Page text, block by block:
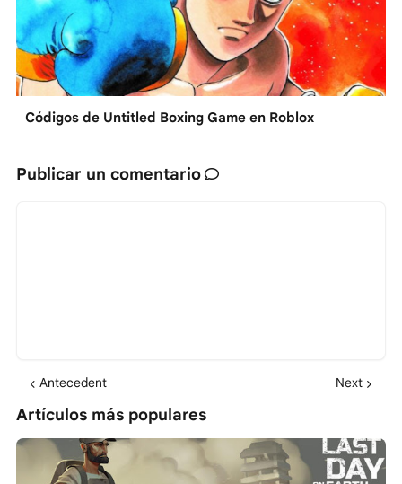
Códigos de Untitled Boxing Game en Roblox
Publicar un comentario
Antecedent Next
Artículos más populares